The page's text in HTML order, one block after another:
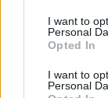
I want to
Personal
Opted In
I want to
Personal
a we
dwie.